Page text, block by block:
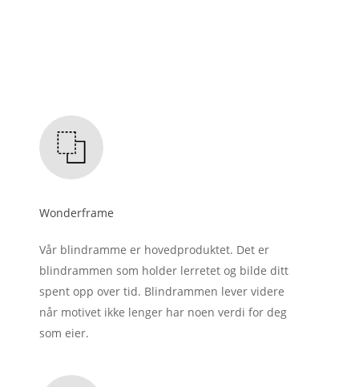
Wonderframe
Vår blindramme er hovedproduktet. Det er
blindrammen som holder lerretet og bilde ditt
spent opp over tid. Blindrammen lever videre
når motivet ikke lenger har noen verdi for deg
som eier.